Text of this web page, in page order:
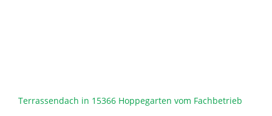
Terrassendach in 15366 Hoppegarten vom Fachbetrieb